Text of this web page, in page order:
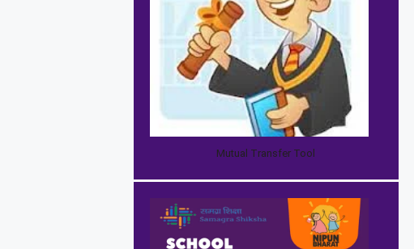
Mutual Transfer Tool